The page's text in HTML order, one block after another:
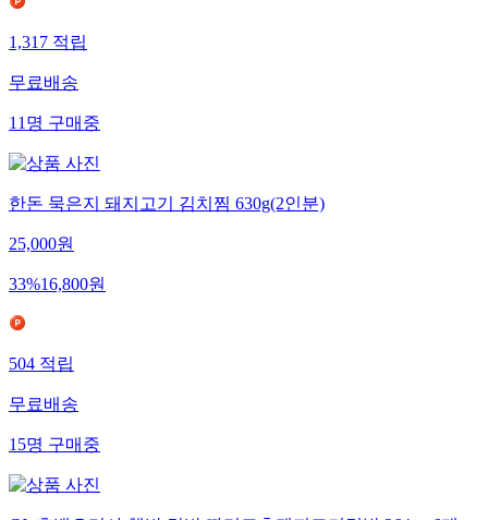
1,317 적립
무료배송
11 명 구매중
한돈 묵은지 돼지고기 김치찜 630g(2인분)
25,000원
33%16,800원
504 적립
무료배송
15명 구매중